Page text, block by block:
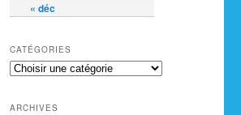
« déc
CATÉGORIES
ARCHIVES